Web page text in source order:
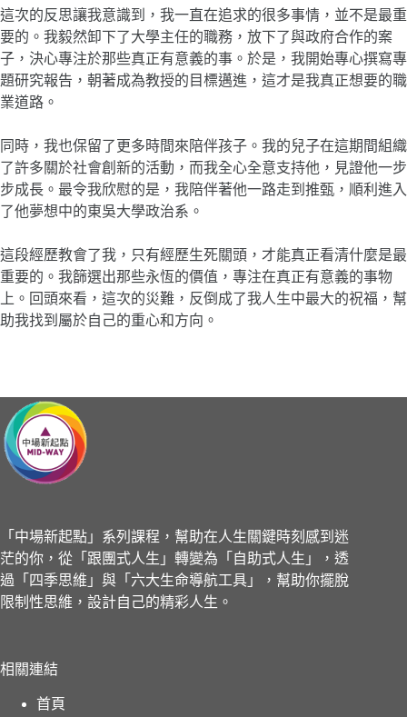
這次的反思讓我意識到，我一直在追求的很多事情，並不是最重
要的。我毅然卸下了大學主任的職務，放下了與政府合作的案
子，決心專注於那些真正有意義的事。於是，我開始專心撰寫專
題研究報告，朝著成為教授的目標邁進，這才是我真正想要的職
業道路。
同時，我也保留了更多時間來陪伴孩子。我的兒子在這期間組織
了許多關於社會創新的活動，而我全心全意支持他，見證他一步
步成長。最令我欣慰的是，我陪伴著他一路走到推甄，順利進入
了他夢想中的東吳大學政治系。
這段經歷教會了我，只有經歷生死關頭，才能真正看清什麼是最
重要的。我篩選出那些永恆的價值，專注在真正有意義的事物
上。回頭來看，這次的災難，反倒成了我人生中最大的祝福，幫
助我找到屬於自己的重心和方向。
「中場新起點」系列課程，幫助在人生關鍵時刻感到迷
茫的你，從「跟團式人生」轉變為「自助式人生」，透
過「四季思維」與「六大生命導航工具」，幫助你擺脫
限制性思維，設計自己的精彩人生。
相關連結
首頁